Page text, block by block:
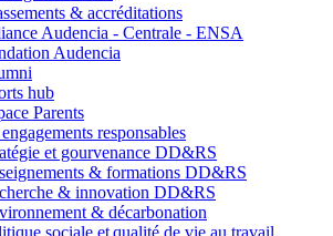
& accréditations
Audencia - Centrale - ENSA
Audencia
hub
Parents
responsables
et gourvenance DD&RS
& formations DD&RS
& innovation DD&RS
& décarbonation
sociale et qualité de vie au travail